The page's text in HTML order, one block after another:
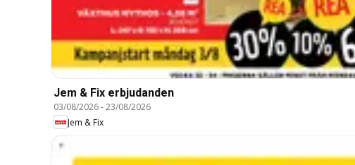
Jem & Fix erbjudanden
03/08/2026-23/08/2026
Jem & Fix